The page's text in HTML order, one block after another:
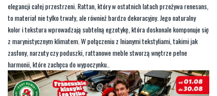
elegancji całej przestrzeni. Rattan, który w ostatnich latach przeżywa renesans,
to materiał nie tylko trwały, ale również bardzo dekoracyjny. Jego naturalny
kolor i tekstura wprowadzają subtelną egzotykę, która doskonale komponuje się
z marynistycznym klimatem. W połączeniu z lnianymi tekstyliami, takimi jak
zasłony, narzuty czy poduszki, rattanowe meble stworzą wnętrze pełne
harmonii, które zachęca do wypoczynku..